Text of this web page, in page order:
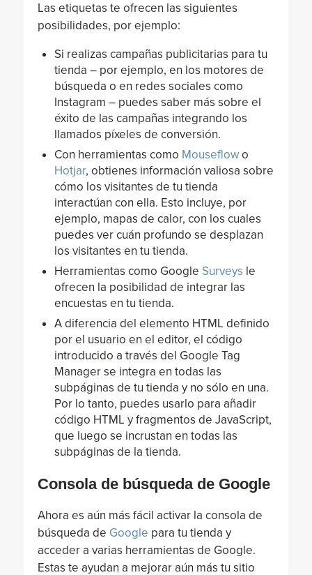
Las etiquetas te ofrecen las siguientes
posibilidades, por ejemplo:
Si realizas campañas publicitarias para tu
tienda – por ejemplo, en los motores de
búsqueda o en redes sociales como
Instagram – puedes saber más sobre el
éxito de las campañas integrando los
llamados píxeles de conversión.
Con herramientas como Mouseflowo
Hotjar, obtienes información valiosa sobre
cómo los visitantes de tu tienda
interactúan con ella. Esto incluye, por
ejemplo, mapas de calor, con los cuales
puedes ver cuán profundo se desplazan
los visitantes en tu tienda.
Herramientas como Google Surveys le
ofrecen la posibilidad de integrar las
encuestas en tu tienda.
A diferencia del elemento HTML definido
por el usuario en el editor, el código
introducido a través del Google Tag
Manager se integra en todas las
subpáginas de tu tienda y no sólo en una.
Por lo tanto, puedes usarlo para añadir
código HTML y fragmentos de JavaScript,
que luego se incrustan en todas las
subpáginas de la tienda.
Consola de búsqueda de Google
Ahora es aún más fácil activar la consola de
búsqueda de Google para tu tienda y
acceder a varias herramientas de Google.
Estas te ayudan a mejorar aún más tu sitio